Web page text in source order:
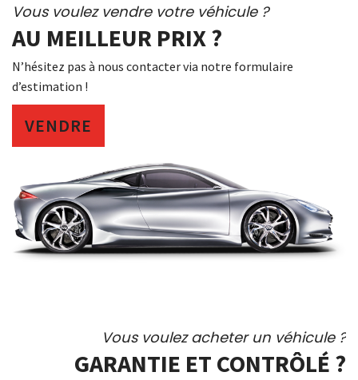
Vous voulez vendre votre véhicule ?
AU MEILLEUR PRIX ?
N’hésitez pas à nous contacter via notre formulaire
d’estimation !
VENDRE
Vous voulez acheter un véhicule ?
GARANTIE ET CONTRÔLÉ ?